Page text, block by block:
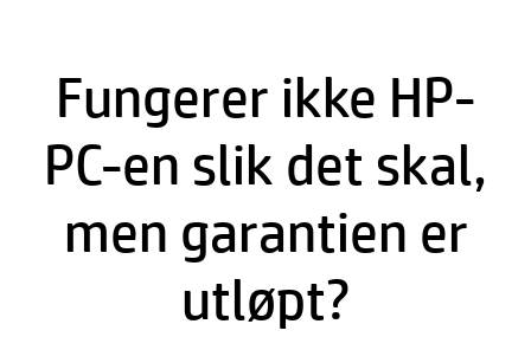
Fungerer ikke HP-
PC-en slik det skal,
men garantien er
utløpt?